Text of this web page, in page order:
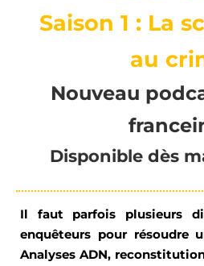
Saison 1 : La
au
Nouveau
Disponible dès
Il faut parfois plusieurs
enquêteurs pourrésoudre
Analyses ADN,